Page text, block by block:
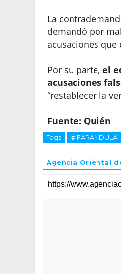
La
demandó por
acusaciones que
Por su parte, el
acusaciones
“restablecer la
Fuente: Quién
Tags # FARANDULA
Agencia Oriental